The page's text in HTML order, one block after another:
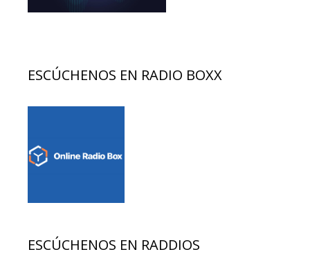
ESCÚCHENOS EN RADIO BOXX
ESCÚCHENOS EN RADDIOS